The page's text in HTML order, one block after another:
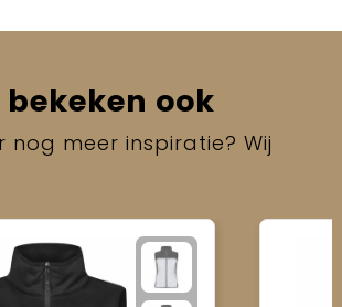
ook
nog meer inspiratie? Wij